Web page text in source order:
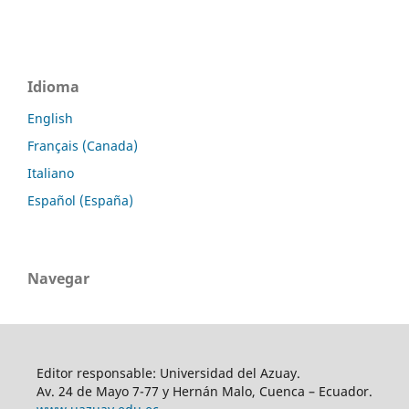
Idioma
English
Français (Canada)
Italiano
Español (España)
Navegar
Editor responsable: Universidad del Azuay.
Av. 24 de Mayo 7-77 y Hernán Malo, Cuenca – Ecuador.